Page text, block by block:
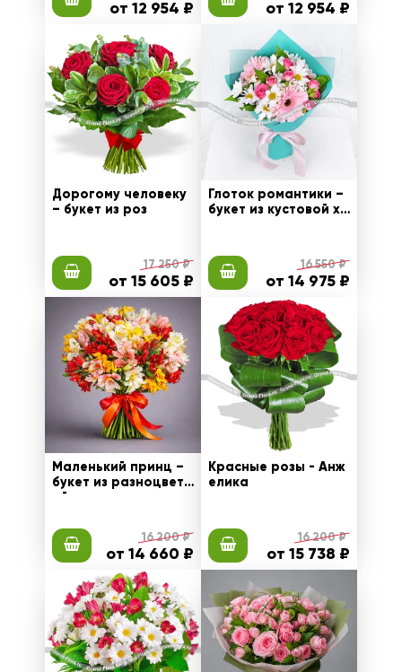
от 12 954 ₽ от 12 954 ₽
Дорогому человеку
– букет из роз
17 250 ₽
от 15 605 ₽
Глоток романтики –
букет из кустовой хр
16 550 ₽
от 14 975 ₽
Маленький принц –
букет из разноцветн
ой альстромерии
16 200 ₽
от 14 660 ₽
Красные розы - Анж
елика
16 200 ₽
от 15 738 ₽